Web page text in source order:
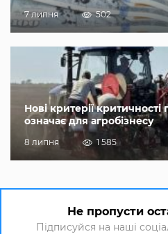
7 липня 502
Нові критерії
означає для агробізнесу
8 липня 1 585
Не пропусти
Підписуйся на наші